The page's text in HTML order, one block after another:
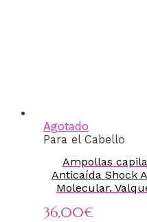
Agotado
Para el Cabello
Ampollas
Anticaída Shock
Molecular.
36,00€